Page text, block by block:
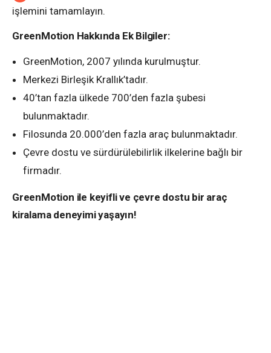
işlemini tamamlayın.
GreenMotion Hakkında Ek Bilgiler:
GreenMotion, 2007 yılında kurulmuştur.
Merkezi Birleşik Krallık’tadır.
40’tan fazla ülkede 700’den fazla şubesi
bulunmaktadır.
Filosunda 20.000’den fazla araç bulunmaktadır.
Çevre dostu ve sürdürülebilirlik ilkelerine bağlı bir
firmadır.
GreenMotion ile keyifli ve çevre dostu bir araç
kiralama deneyimi yaşayın!